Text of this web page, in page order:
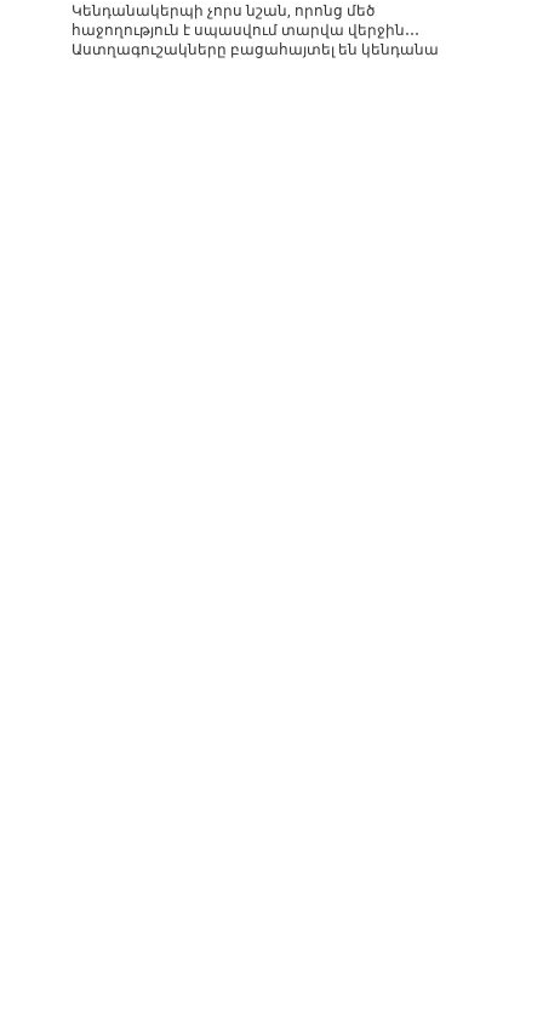
Կենդանակերպի չորս նշան, որոնց մեծ
հաջողություն է սպասվում տարվա վերջին․․․
Աստղագուշակները բացահայտել են կենդանա